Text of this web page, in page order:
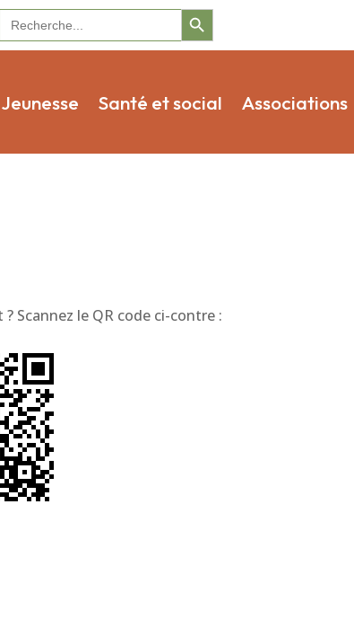
Search
for:
Search Button
Jeunesse Santé et social Associations
Scannez le QR code ci-contre :